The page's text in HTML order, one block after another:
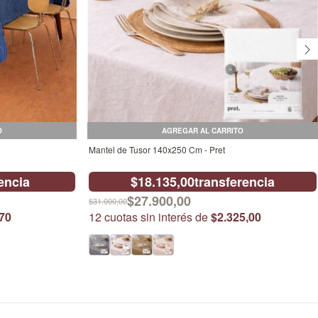
AGREGAR AL CARRITO
Mantel de Tusor 140x250 Cm - Pret
$18.135,00transferencia
$31.000,00$27.900,00
12cuotas sin interés de$2.325,00